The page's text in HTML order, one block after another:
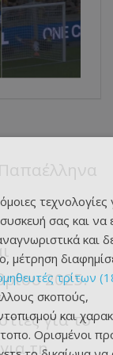
2025.
για το
τη
τεχνολογίες
σας και να
και
μέτρηση
τρίτων
σκοπούς,
και
Ορισμένοι